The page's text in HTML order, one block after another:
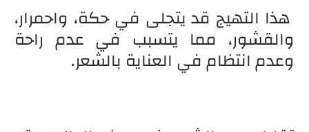
هذا التهيج قد يتجلى في حكة، واحمرار،
والقشور، مما يتسبب في عدم راحة
وعدم انتظام في العناية بالشعر.